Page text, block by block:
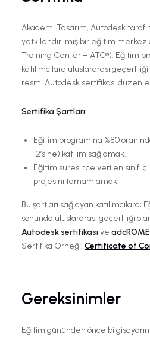
Akademi Tasarım, Autodesk
yetkilendirilmiş bir eğitim
Training Center – ATC®). Eğitim
katılımcılara uluslararası
resmi Autodesk sertifikası
Sertifika Şartları:
Eğitim programına %80
12’sine) katılım sağlamak.
Eğitim süresince verilen sınıf
projesini tamamlamak.
Bu şartları sağlayan katılımcılara;
sonunda uluslararası geçerliliği
Autodesk sertifikasıve adcROME
Sertifika Örneği: Certificate of
Gereksinimler
Eğitim gününden önce